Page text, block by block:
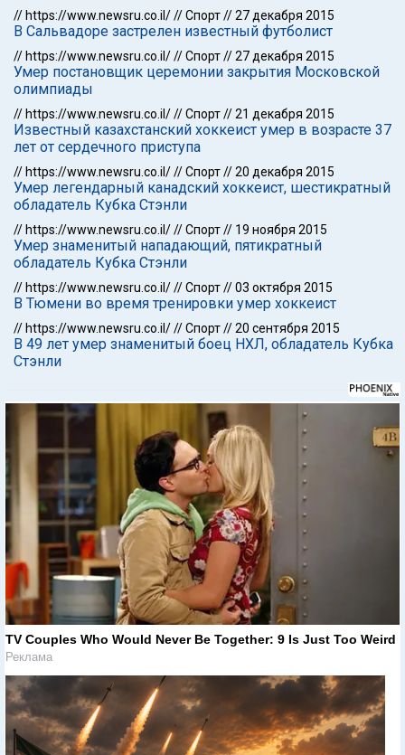
// https://www.newsru.co.il///Спорт//27 декабря 2015
В Сальвадоре застрелен известный футболист
// https://www.newsru.co.il///Спорт//27 декабря 2015
Умер постановщик церемонии закрытия Московской
олимпиады
// https://www.newsru.co.il///Спорт//21 декабря 2015
Известный казахстанский хоккеист умер в возрасте 37
лет от сердечного приступа
// https://www.newsru.co.il///Спорт//20 декабря 2015
Умер легендарный канадский хоккеист, шестикратный
обладатель Кубка Стэнли
// https://www.newsru.co.il///Спорт// 19 ноября 2015
Умер знаменитый нападающий, пятикратный
обладатель Кубка Стэнли
// https://www.newsru.co.il///Спорт//03 октября 2015
В Тюмени во время тренировки умер хоккеист
// https://www.newsru.co.il///Спорт//20 сентября 2015
В 49 лет умер знаменитый боец НХЛ, обладатель Кубка
Стэнли
TV Couples Who Would Never Be Together: 9 Is Just Too Weird
Реклама